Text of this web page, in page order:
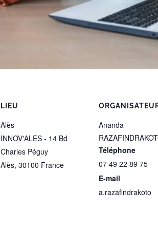
LIEU
Alès
INNOV'ALES - 14 Bd
Charles Péguy
Alès, 30100 France
Ananda
Téléphone
07 49 22 89 75
E-mail
a.razafindrakoto